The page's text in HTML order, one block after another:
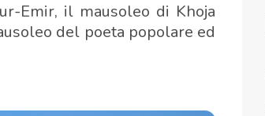
Emir, il mausoleo di Khoja
del poeta popolare ed